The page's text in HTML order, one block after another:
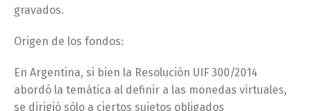
gravados.
Origen de los fondos:
En Argentina, si bien la Resolución UIF 300/2014
abordó la temática al definir a las monedas virtuales,
se dirigió sólo a ciertos sujetos obligados